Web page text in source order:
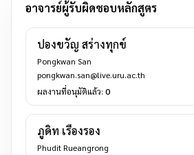
อาจารย์ผู้รับผิดชอบหลักสูตร
ปองขวัญ สร่างทุกข์
Pongkwan San
pongkwan.san@live.uru.ac.th
ผลงานที่อนุมัติแล้ว: 0
ภูดิท เรืองรอง
Phudit Rueangrong